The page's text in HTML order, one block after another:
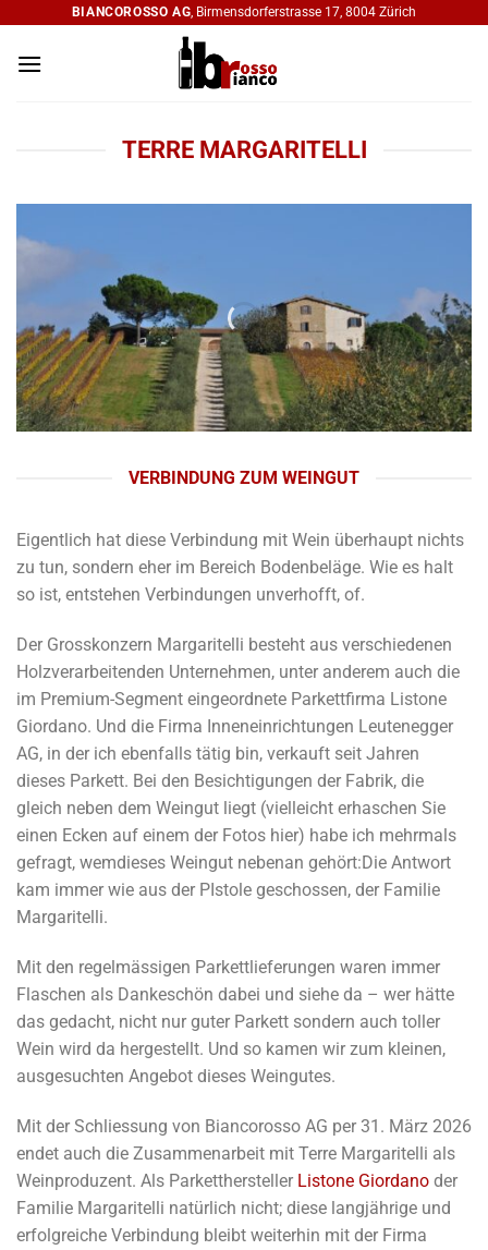
springen
BIANCOROSSO AG, Birmensdorferstrasse 17, 8004 Zürich
TERRE MARGARITELLI
VERBINDUNG ZUM WEINGUT
Eigentlich hat diese Verbindung mit Wein überhaupt nichts
zu tun, sondern eher im Bereich Bodenbeläge. Wie es halt
so ist, entstehen Verbindungen unverhofft, of.
Der Grosskonzern Margaritelli besteht aus verschiedenen
Holzverarbeitenden Unternehmen, unter anderem auch die
im Premium-Segment eingeordnete Parkettfirma Listone
Giordano. Und die Firma Inneneinrichtungen Leutenegger
AG, in der ich ebenfalls tätig bin, verkauft seit Jahren
dieses Parkett. Bei den Besichtigungen der Fabrik, die
gleich neben dem Weingut liegt (vielleicht erhaschen Sie
einen Ecken auf einem der Fotos hier) habe ich mehrmals
gefragt, wemdieses Weingut nebenan gehört:Die Antwort
kam immer wie aus der PIstole geschossen, der Familie
Margaritelli.
Mit den regelmässigen Parkettlieferungen waren immer
Flaschen als Dankeschön dabei und siehe da – wer hätte
das gedacht, nicht nur guter Parkett sondern auch toller
Wein wird da hergestellt. Und so kamen wir zum kleinen,
ausgesuchten Angebot dieses Weingutes.
Mit der Schliessung von Biancorosso AG per 31. März 2026
endet auch die Zusammenarbeit mit Terre Margaritelli als
Weinproduzent. Als Parketthersteller Listone Giordano der
Familie Margaritelli natürlich nicht; diese langjährige und
erfolgreiche Verbindung bleibt weiterhin mit der Firma